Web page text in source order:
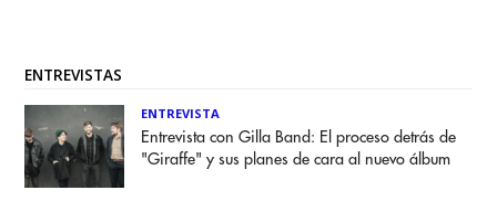
ENTREVISTAS
ENTREVISTA
Entrevista con Gilla Band: El proceso detrás de
"Giraffe" y sus planes de cara al nuevo álbum